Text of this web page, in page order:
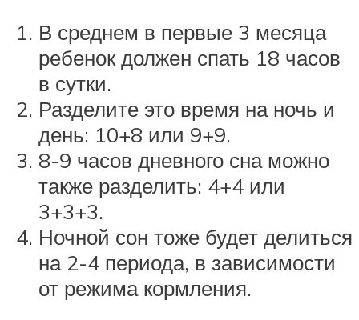
В среднем в первые 3 месяца
ребенок должен спать 18 часов
в сутки.
Разделите это время на ночь и
день: 10+8 или 9+9.
8-9 часов дневного сна можно
также разделить: 4+4 или
3+3+3.
Ночной сон тоже будет делиться
на 2-4 периода, в зависимости
от режима кормления.